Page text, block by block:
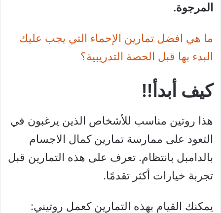
المرجوة.
ما هي افضل تمارين الإحماء التي يجب عليك
البدء بها قبل الحصة التدريبية؟
كيف أبدأ!!
هذا روتين مناسب للأشخاص الذين يرغبون في
التعود على ممارسة تمارين كمال الاجسام
بالدامبل بانتظام. تعرف على هذه التمارين قبل
تجربة خيارات أكثر تقدمًا.
يمكنك القيام بهذه التمارين كعمل روتيني: